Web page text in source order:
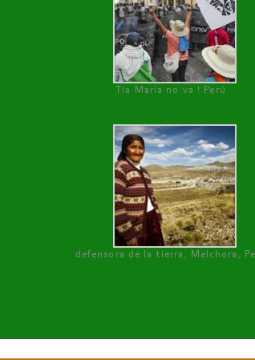
Tía María no va ! Perú
defensora de la tierra, Melchora,